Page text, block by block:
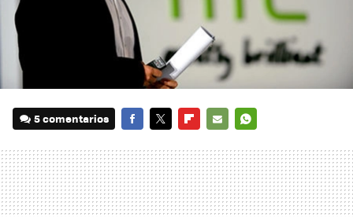
5 comentarios
MAIL